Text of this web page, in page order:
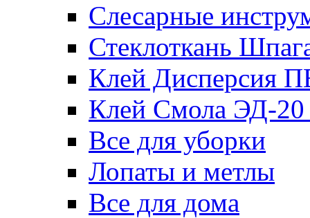
Слесарные
Стеклоткань
Клей Дисперсия
Клей Смола ЭД-20
Все для уборки
Лопаты и метлы
Все для дома